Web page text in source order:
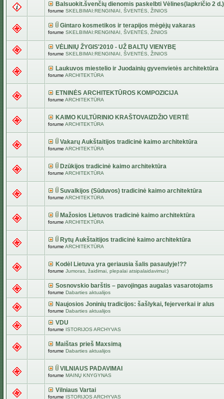
Balsuokit.švenčių dienomis paskelbti Vėlines(lapkričio 2 d.)
forume SKELBIMAI:RENGINIAI, ŠVENTĖS, ŽINIOS
Gintaro kosmetikos ir terapijos mėgėjų vakaras
forume SKELBIMAI:RENGINIAI, ŠVENTĖS, ŽINIOS
VĖLINIŲ ŽYGIS'2010 - UŽ BALTŲ VIENYBĘ
forume SKELBIMAI:RENGINIAI, ŠVENTĖS, ŽINIOS
Laukuvos miestelio ir Juodainių gyvenvietės architektūra
forume ARCHITEKTŪRA
ETNINĖS ARCHITEKTŪROS KOMPOZICIJA
forume ARCHITEKTŪRA
KAIMO KULTŪRINIO KRAŠTOVAIZDŽIO VERTĖ
forume ARCHITEKTŪRA
Vakarų Aukštaitijos tradicinė kaimo architektūra
forume ARCHITEKTŪRA
Dzūkijos tradicinė kaimo architektūra
forume ARCHITEKTŪRA
Suvalkijos (Sūduvos) tradicinė kaimo architektūra
forume ARCHITEKTŪRA
Mažosios Lietuvos tradicinė kaimo architektūra
forume ARCHITEKTŪRA
Rytų Aukštaitijos tradicinė kaimo architektūra
forume ARCHITEKTŪRA
Kodėl Lietuva yra geriausia šalis pasaulyje!??
forume Jumoras, žaidimai, plepalai atsipalaidavimui:)
Sosnovskio barštis – pavojingas augalas vasarotojams
forume Dabarties aktualijos
Naujosios Joninių tradicijos: šašlykai, fejerverkai ir alus
forume Dabarties aktualijos
VDU
forume ISTORIJOS ARCHYVAS
Maištas prieš Maxsimą
forume Dabarties aktualijos
VILNIAUS PADAVIMAI
forume MAINŲ KNYGYNAS
Vilniaus Vartai
forume ISTORIJOS ARCHYVAS